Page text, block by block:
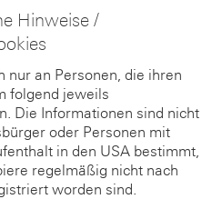
Hinweise /
nur an Personen, die ihren
folgend jeweils
Die Informationen sind nicht
oder Personen mit
in den USA bestimmt,
regelmäßig nicht nach
worden sind.